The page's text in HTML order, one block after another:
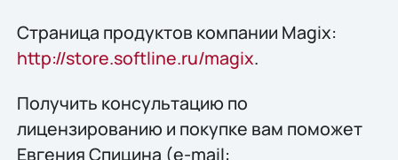
Страница продуктов компании Magix:
http://store.softline.ru/magix.
Получить конcультацию по
лицензированию и покупке вам поможет
Евгения Спицина (e-mail: